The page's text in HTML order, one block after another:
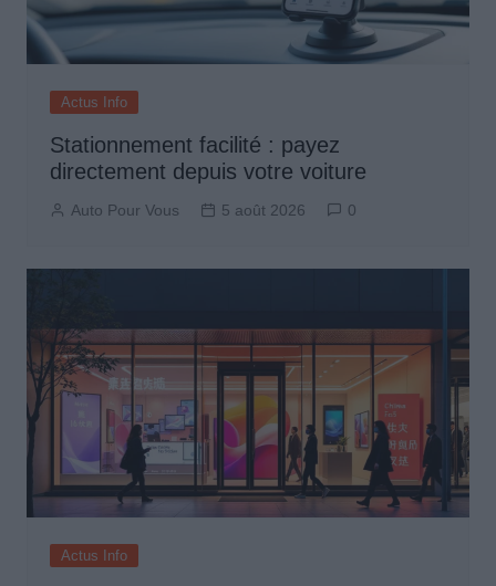
Actus Info
Stationnement facilité : payez
directement depuis votre voiture
Auto Pour Vous 5 août 2026 0
Actus Info